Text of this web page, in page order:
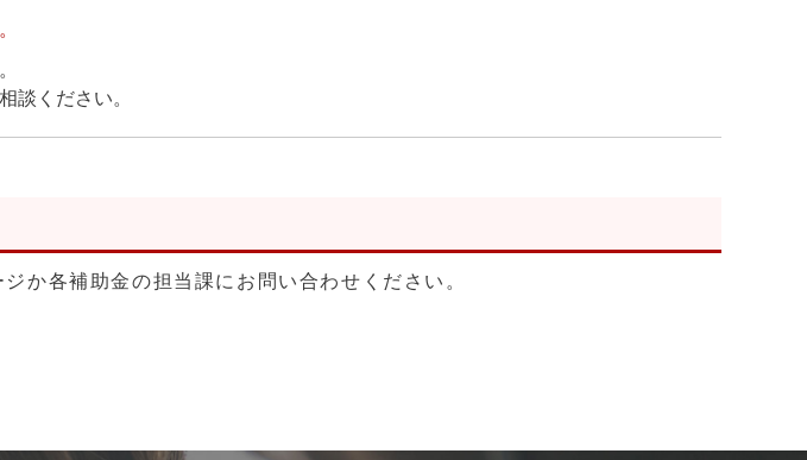
談ください。
か各補助金の担当課にお問い合わせください。